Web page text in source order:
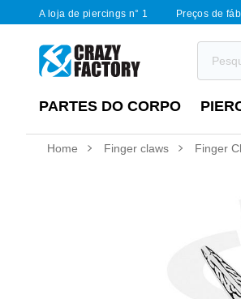
A loja de piercings n° 1 Preços de
PARTES DO CORPO
Home Finger claws Finger